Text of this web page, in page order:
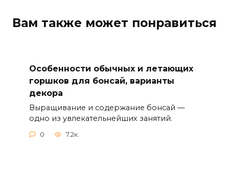
Вам также может понравиться
Особенности обычных и летающих
горшков для бонсай, варианты
декора
Выращивание и содержание бонсай —
одно из увлекательнейших занятий.
0 7.2к.